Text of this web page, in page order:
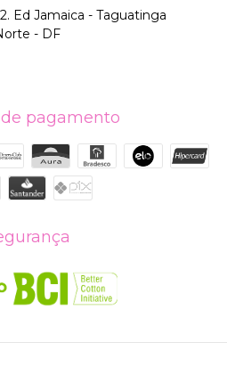
Ed Jamaica - Taguatinga
- DF
pagamento